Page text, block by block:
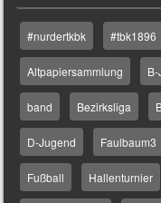
#nurdertkbk #tbk1896
Altpapiersammlung
band Bezirksliga
D-Jugend Faulbaum3
Fußball Hallenturnier